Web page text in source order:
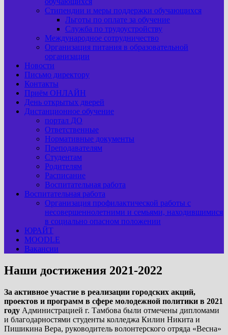
Стипендии и меры поддержки обучающихся
Льготы по оплате за обучение
Служба по трудоустройству
Международное сотрудничество
Организация питания в образовательной
организации
Новости
Письмо директору
Контакты
Приём ОНЛАЙН
День открытых дверей
Дистанционное обучение
портал ДО
Ответственные
Нормативные документы
Преподавателям
Студентам
Родителям
Расписание
Воспитательная работа
Воспитательная работа
Организация профилактической работы с
несовершеннолетними и семьями, находившимися
в социально опасном положении
ЮРАЙТ
MOODLE
Вакансии
Наши достижения 2021-2022
За активное участие в реализации городских акций,
проектов и программ в сфере молодежной политики в 2021
году Администрацией г. Тамбова были отмечены дипломами
и благодарностями студенты колледжа Килин Никита и
Пишикина Вера, руководитель волонтерского отряда «Весна»